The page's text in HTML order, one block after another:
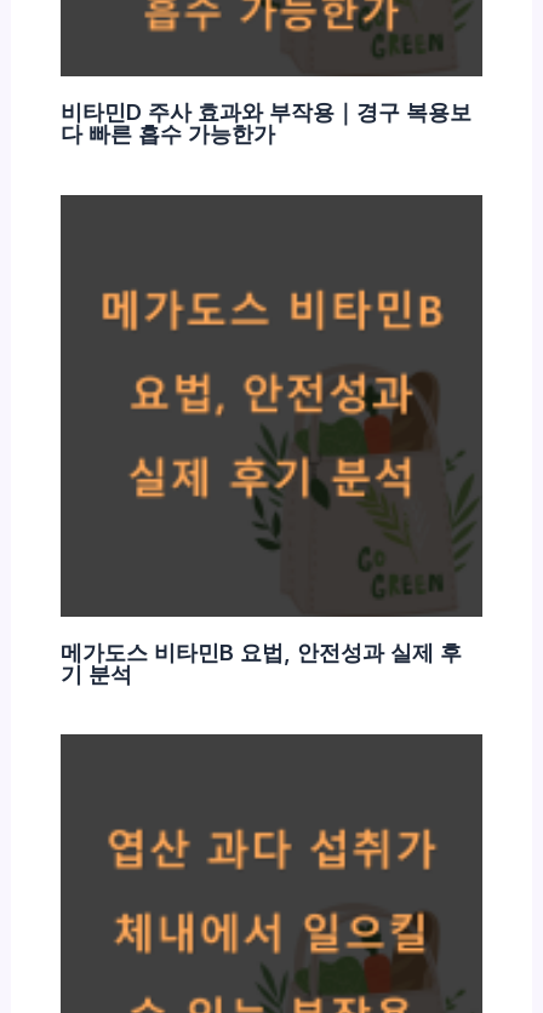
비타민D 주사 효과와 부작용｜경구 복용보
다 빠른 흡수 가능한가
메가도스 비타민B 요법, 안전성과 실제 후
기 분석